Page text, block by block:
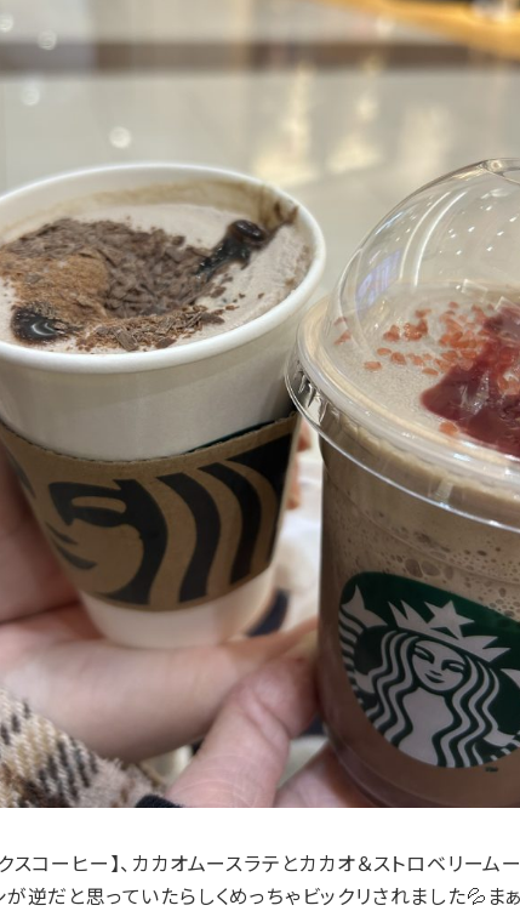
スコーヒー】、カカオムースラテとカカオ＆ストロベリー
逆だと思っていたらしくめっちゃビックリされました💦ま